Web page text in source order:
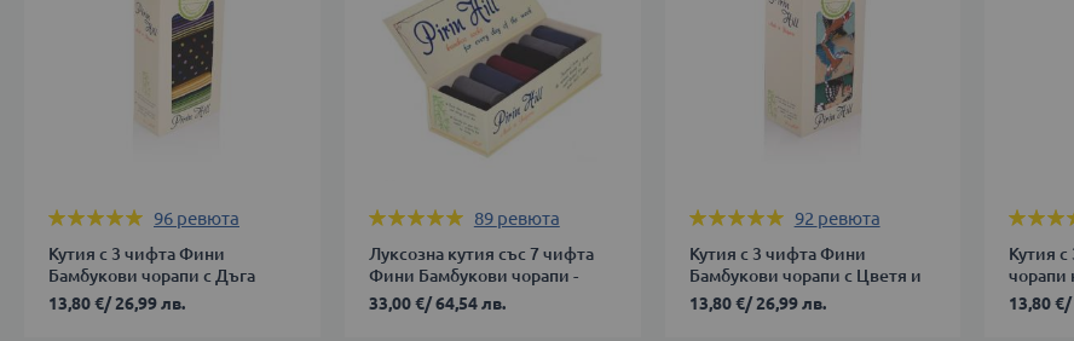
Оценка:
96 ревюта
Кутия с 3 чифта Фини
Бамбукови чорапи с Дъга
13,80 €/26,99 лв.
Оценка:
89 ревюта
Луксозна кутия със 7 чифта
Фини Бамбукови чорапи -
Тъмен
33,00 €/64,54 лв.
Оценка:
92 ревюта
Кутия с 3 чифта Фини
Бамбукови чорапи с Цветя и
Птици - Бежов, Тъмнозелен,
13,80 €/26,99 лв.
Оценка:
Кутия
чорапи
13,80 €